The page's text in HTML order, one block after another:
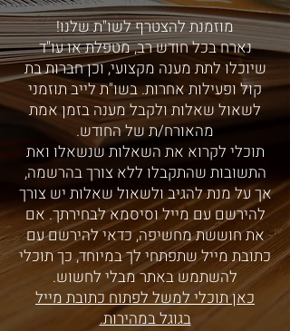
מוזמנת להצטרף לשו"ת שלנו!
נארח בכל חודש רב, מטפלת או עו"ד
שיוכלו לתת מענה מקצועי, וכן חברות בת
קול ופעילות אחרות. בשו"ת לייב תוזמני
לשאול שאלות ולקבל מענה בזמן אמת
מהאורח/ת של החודש.
תוכלי לקרוא את השאלות שנשאלו ואת
התשובות שהתקבלו ללא צורך בהרשמה,
אך על מנת להגיב ולשאול שאלות יש צורך
להירשם עם מייל וסיסמא לבחירתך. אם
את חוששת מחשיפה, כדאי להירשם עם
כתובת מייל שתפתחי לך במיוחד, כך תוכלי
להשתמש באתר מבלי לחשוש.
כאן תוכלי למשל לפתוח כתובת מייל
בגוגל במהירות.